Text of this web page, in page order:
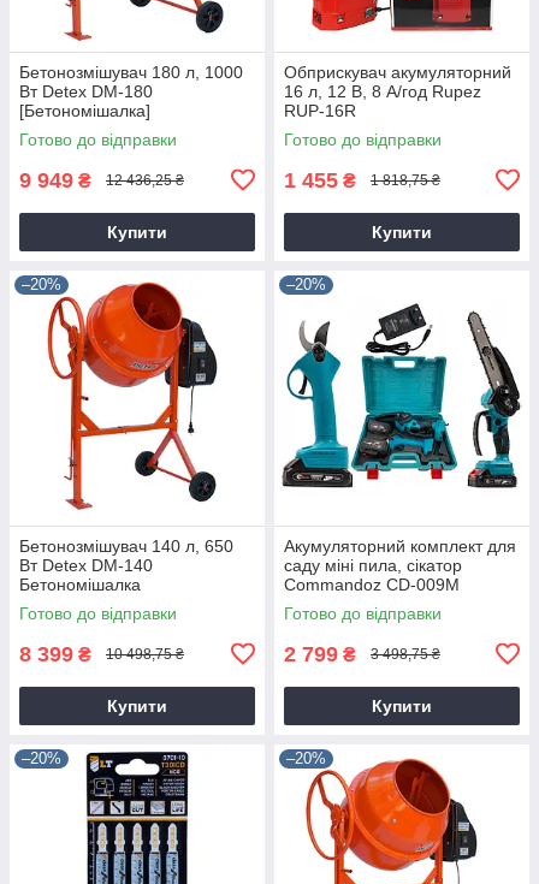
Бетонозмішувач 180 л, 1000
Вт Detex DM-180
[Бетономішалка]
Готово до відправки
9 949 ₴ 12 436,25 ₴
Купити
Обприскувач акумуляторний
16 л, 12 В, 8 А/год Rupez
RUP-16R
Готово до відправки
1 455 ₴ 1 818,75 ₴
Купити
–20%
Бетонозмішувач 140 л, 650
Вт Detex DM-140
Бетономішалка
Готово до відправки
8 399 ₴ 10 498,75 ₴
Купити
–20%
Акумуляторний комплект для
саду міні пила, сікатор
Commandoz CD-009M
Готово до відправки
2 799 ₴ 3 498,75 ₴
Купити
–20% –20%